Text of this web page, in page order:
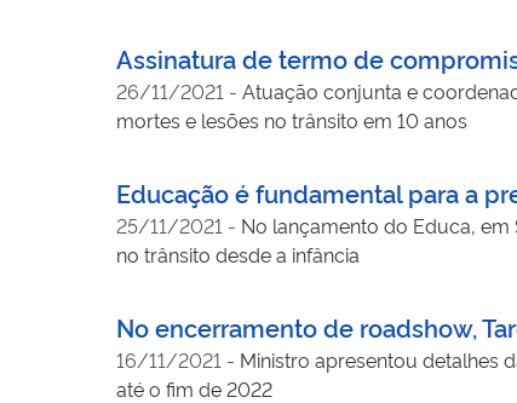
Assinatura de termo de
26/11/2021 - Atuação conjunta e
mortes e lesões no trânsito em 10 anos
Educação é fundamental para a
25/11/2021 - No lançamento do Educa,
no trânsito desde a infância
No encerramento de roadshow,
16/11/2021 - Ministro apresentou detalhes
até o fim de 2022